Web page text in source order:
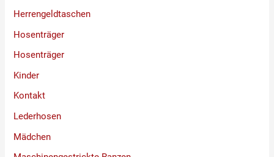
Herrengeldtaschen
Hosenträger
Hosenträger
Kinder
Kontakt
Lederhosen
Mädchen